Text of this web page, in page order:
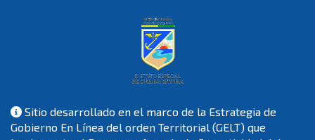
Sitio desarrollado en el marco de la Estrategia de
Gobierno En Línea del orden Territorial (GELT) que